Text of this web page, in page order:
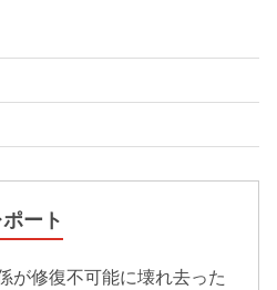
ート
が修復不可能に壊れ去った